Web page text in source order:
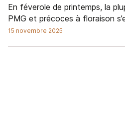
En féverole de printemps, la
PMG et précoces à floraison
15 novembre 2025